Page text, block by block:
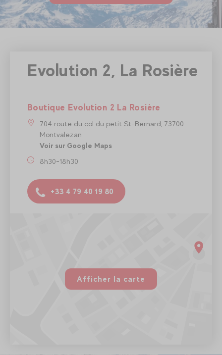
Evolution 2, La Rosière
Boutique Evolution 2 La Rosière
704 route du col du petit St-Bernard, 73700
Montvalezan
Voir sur Google Maps
8h30-18h30
+33 4 79 40 19 80
Paramétrer
Voir sur Google MapsAfficher la carte